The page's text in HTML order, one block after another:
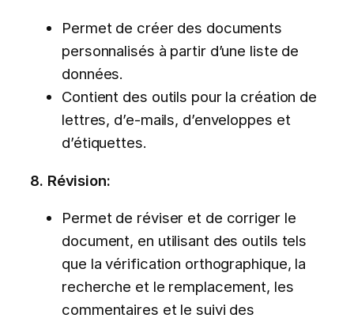
Permet de créer des documents
personnalisés à partir d’une liste de
données.
Contient des outils pour la création de
lettres, d’e-mails, d’enveloppes et
d’étiquettes.
8. Révision:
Permet de réviser et de corriger le
document, en utilisant des outils tels
que la vérification orthographique, la
recherche et le remplacement, les
commentaires et le suivi des